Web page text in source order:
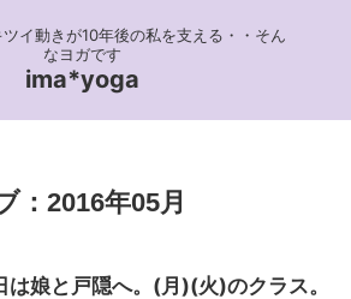
イ動きが10年後の私を支える・・そん
なヨガです
ima*yoga
：2016年05月
は娘と戸隠へ。(月)(火)のクラス。